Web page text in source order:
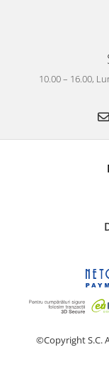
10.00 – 16.00,
©Copyright S.C.